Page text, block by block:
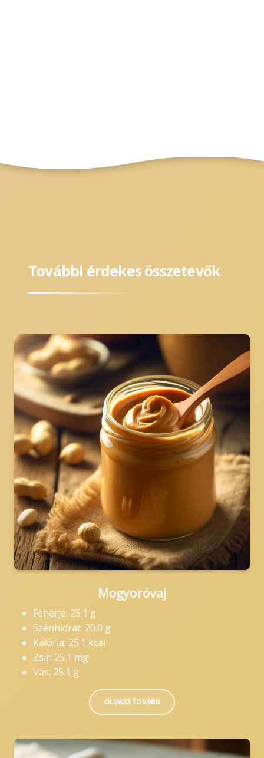
További érdekes összetevők
Mogyoróvaj
Fehérje: 25.1 g
Szénhidrát: 20.0 g
Kalória: 25.1 kcal
Zsír: 25.1 mg
Vas: 25.1 g
OLVASS TOVÁBB